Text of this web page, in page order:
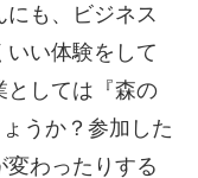
も、ビジネス
い体験をして
としては『森の
うか？参加した
変わったりする